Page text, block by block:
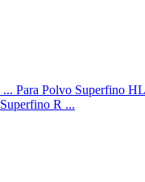
Para Polvo Superfino
R ...